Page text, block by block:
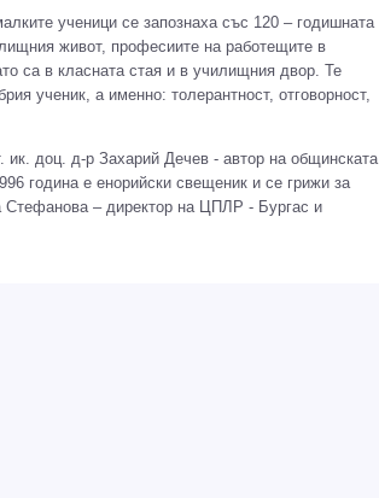
ученици се запознаха със 120 – годишната
живот, професиите на работещите в
са в класната стая и в училищния двор. Те
ученик, а именно: толерантност, отговорност,
ик. доц. д-р Захарий Дечев - автор на общинската
година е енорийски свещеник и се грижи за
Стефанова – директор на ЦПЛР - Бургас и